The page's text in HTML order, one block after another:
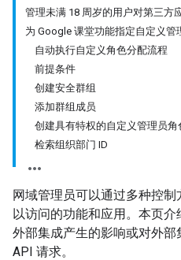
管理未满 18 周岁的用户对第三方
为 Google 课堂功能指定自定义管
自动执行自定义角色分配流程
前提条件
创建安全群组
添加群组成员
创建具有特权的自定义管理员角
检索组织部门 ID
网域管理员可以通过多种控
以访问的功能和应用。本页
外部集成产生的影响或对外
API 请求。